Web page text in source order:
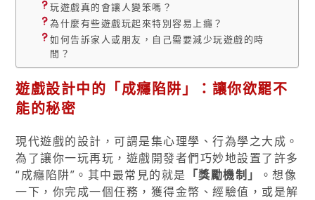
玩遊戲真的會讓人變笨嗎？
為什麼有些遊戲玩起來特別容易上癮？
如何告訴家人或朋友，自己需要減少玩遊戲的時
間？
遊戲設計中的「成癮陷阱」：讓你欲罷不
能的秘密
現代遊戲的設計，可謂是集心理學、行為學之大成。
為了讓你一玩再玩，遊戲開發者們巧妙地設置了許多
“成癮陷阱”。其中最常見的就是 「獎勵機制」
。想像
一下，你完成一個任務，獲得金幣、經驗值，或是解